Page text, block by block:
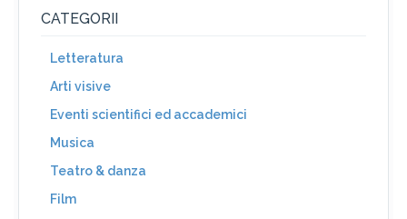
CATEGORII
Letteratura
Arti visive
Eventi scientifici ed accademici
Musica
Teatro & danza
Film